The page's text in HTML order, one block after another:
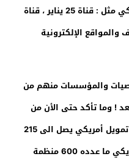
الأمريكية في تلقي التمويل الأمريكي مثل : قناة 25 يناير ، قناة
والمواقع الإلكترونية
والمؤسسات منهم من
! وما تأكد حتى الأن من
عدد المنظمات التي بالفعل تتلقى تمويل أمريكي يصل الى 215
منظمة ! وهناك حسب التقرير الامريكي ما عدده 600 منظمة